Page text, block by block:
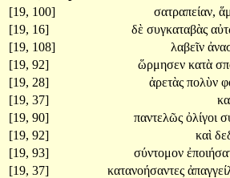
[19, 100]
σατραπείαν,
[19, 16]
δὲ συγκαταβὰς
[19, 108]
λαβεῖν
[19, 92]
ὥρμησεν κατὰ
[19, 28]
ἀρετὰς πολὺν
[19, 37]
[19, 90]
παντελῶς ὀλίγοι
[19, 92]
καὶ
[19, 93]
σύντομον
[19, 37]
κατανοήσαντες